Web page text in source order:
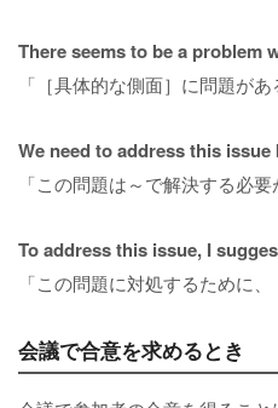
There seems to be a problem
「［具体的な側面］に問題があ
We need to address this
「この問題は～で解決する必要
To address this issue, I
「この問題に対処するために
会議で合意を求めるとき